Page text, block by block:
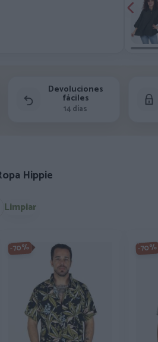
Devoluciones
fáciles
14 días
Hippie
Limpiar
-70% -70%